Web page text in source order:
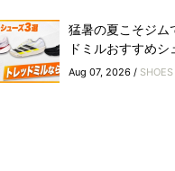
猛暑の夏こそジム
ドミルおすすめ
Aug 07, 2026 / SHOES